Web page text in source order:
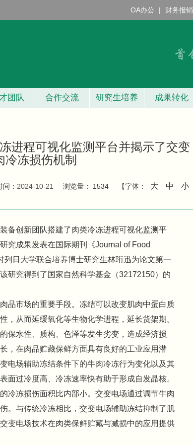
OA办公 | 财务报销
团队 合作交流 研究生培养 成果转化
进程可视化监测平台并揭示了交变
冻损伤机制
： 2024-10-21 浏览量： 1534 【字体： 大 中 小
备创新团队搭建了肉类冷冻进程可视化监测平
究成果发表在国际期刊《Journal of Food
日大学联合培养博士研究生林珩迅为论文第一
研究得到了国家自然科学基金（32172150）的
品市场的重要手段。冻结可以改变肌肉中蛋白质
，从而延缓氧化等生物化学进程，延长货架期。
保水性、质构、色泽等发生劣变，造成经济损
，在肉品贮藏保鲜方面具有良好的工业应用潜
电场辅助冻结条件下的牛肉冷冻行为变化以及其
面过冷度高、冷冻速率快有助于形成自发晶核。
冷冻损伤面积比内部小。交变电场通过调节牛肉
。与传统冷冻相比，交变电场辅助冻结抑制了肌
变电场技术在肉类保鲜贮藏与减损中的应用提供